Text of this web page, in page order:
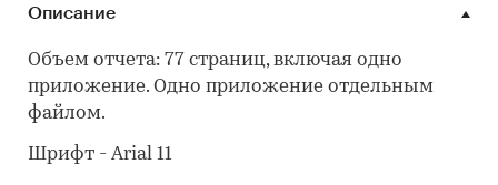
Описание
Объем отчета: 77 страниц, включая одно
приложение. Одно приложение отдельным
файлом.
Шрифт - Arial 11